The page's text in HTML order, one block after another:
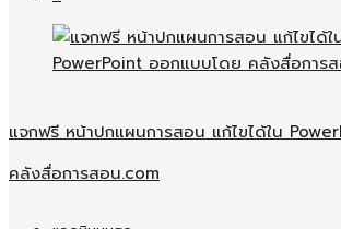
แจกฟรี หน้าปกแผนการสอน แก้ไขได้ใน
คลังสื่อการสอน.com